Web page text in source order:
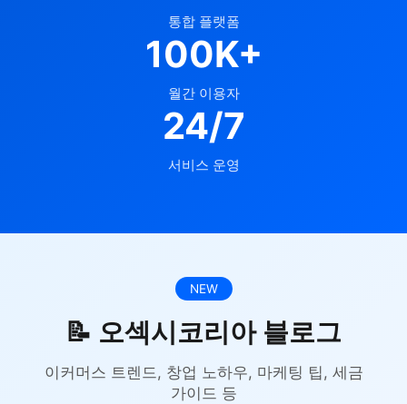
통합 플랫폼
100K+
월간 이용자
24/7
서비스 운영
NEW
📝 오섹시코리아 블로그
이커머스 트렌드, 창업 노하우, 마케팅 팁, 세금
가이드 등